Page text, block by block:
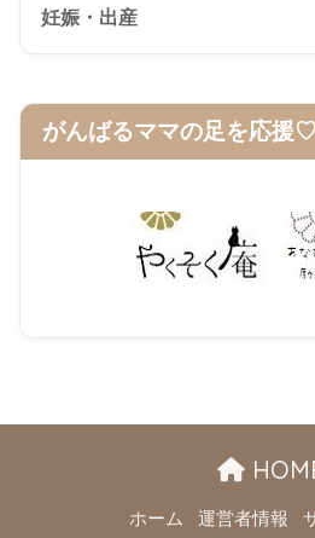
妊娠・出産
がんばるママの足を応援♡
ホーム 運営者情報